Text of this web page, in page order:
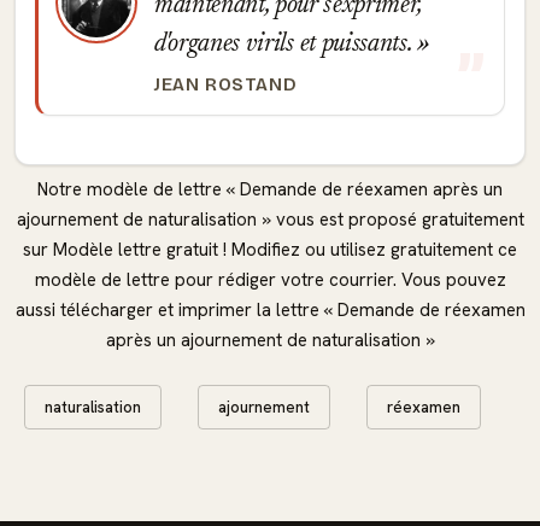
maintenant, pour s'exprimer,
d'organes virils et puissants.
JEAN ROSTAND
Notre modèle de lettre « Demande de réexamen après un
ajournement de naturalisation » vous est proposé gratuitement
sur Modèle lettre gratuit ! Modifiez ou utilisez gratuitement ce
modèle de lettre pour rédiger votre courrier. Vous pouvez
aussi télécharger et imprimer la lettre « Demande de réexamen
après un ajournement de naturalisation »
naturalisation ajournement réexamen